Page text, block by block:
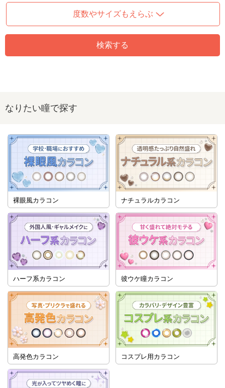
度数やサイズもえらぶ
検索する
なりたい瞳で探す
裸眼風カラコン ナチュラルカラコン
ハーフ系カラコン 彼ウケ瞳カラコン
高発色カラコン コスプレ用カラコン